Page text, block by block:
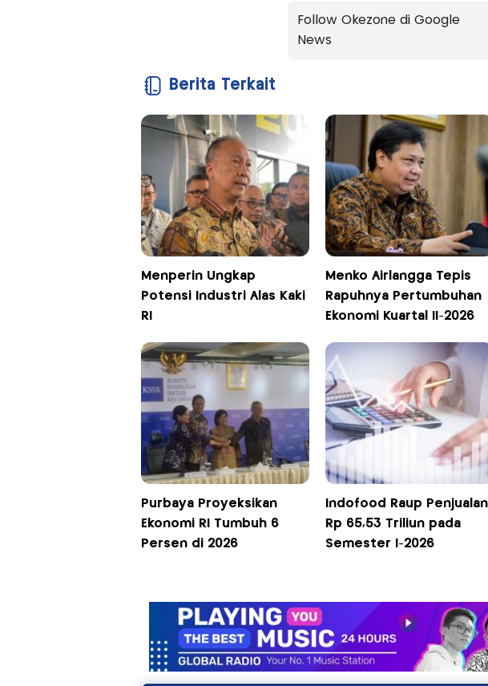
Follow Okezone di Google
News
Berita Terkait
Menperin Ungkap
Potensi Industri Alas Kaki
RI
Menko Airlangga Tepis
Rapuhnya Pertumbuhan
Ekonomi Kuartal II-2026
Purbaya Proyeksikan
Ekonomi RI Tumbuh 6
Persen di 2026
Indofood Raup Penjualan
Rp 65,53 Triliun pada
Semester I-2026